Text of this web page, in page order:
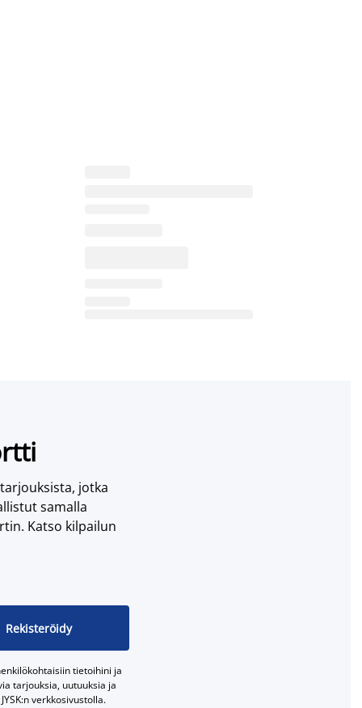
jotka
samalla
Katso kilpailun
Rekisteröidy
tietoihini ja
tarjouksia, uutuuksia ja
verkkosivustolla.